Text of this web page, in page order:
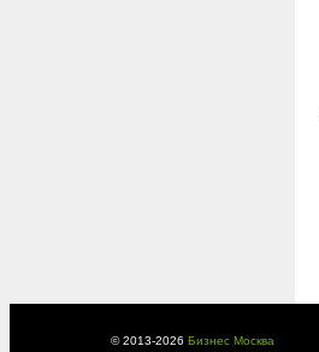
© 2013-2026 Бизнес Москва